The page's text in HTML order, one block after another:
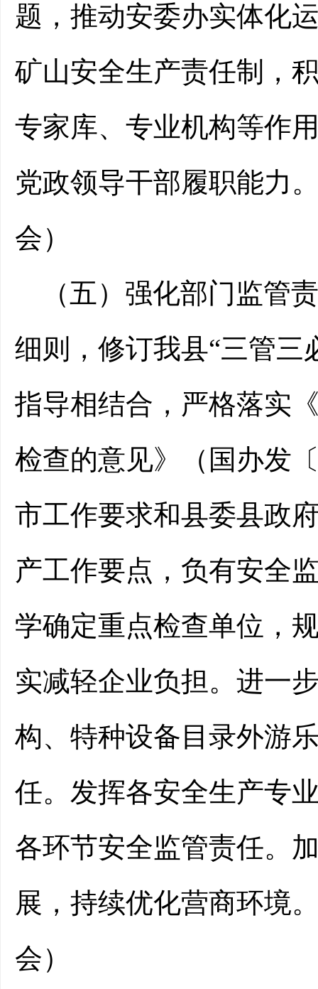
题，推动安委办实体化
矿山安全生产责任制，
专家库、专业机构等作
党政领导干部履职能力
会）
（五 ） 强化部门监管
细则，修订我县“三管三
指导相结合 ， 严格落实
检查的意见》（国办发
市工作要求和县委县政
产工作要点，负有安全
学确定重点检查单位，
实减轻企业负担。 进一
构、特种设备目录外游
任。发挥各安全生产专
各环节安全监管责任。
展，持续优化营商环境
会）